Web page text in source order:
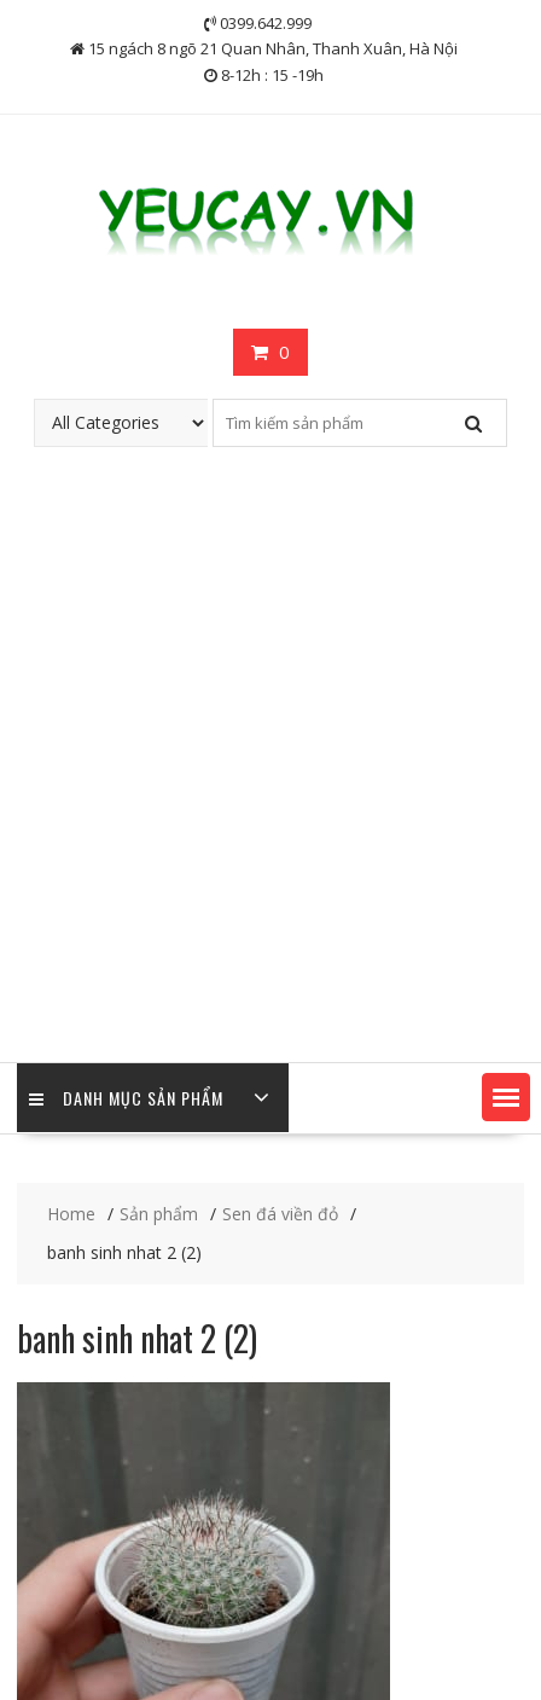
0399.642.999
15 ngách 8 ngõ 21 Quan Nhân, Thanh Xuân, Hà Nội
8-12h : 15 -19h
0
DANH MỤC SẢN PHẨM
Home Sản phẩm
Sen đá viền đỏ
banh sinh nhat 2 (2)
banh sinh nhat 2 (2)